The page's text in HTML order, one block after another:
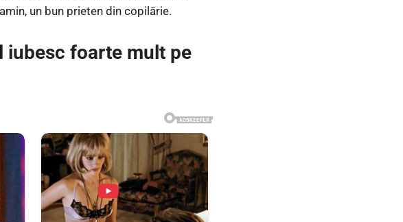
un bun prieten din copilărie.
iubesc foarte mult pe